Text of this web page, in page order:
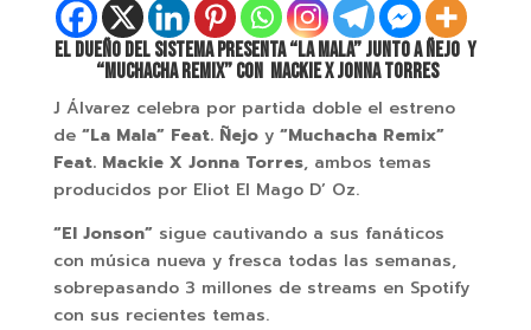
EL DUEÑO DEL SISTEMA PRESENTA “LA MALA” JUNTO A ÑEJO Y
“MUCHACHA REMIX” CON MACKIE x JONNA TORRES
J Álvarez celebra por partida doble el estreno
de “La Mala” Feat. Ñejo y “Muchacha Remix”
Feat. Mackie X Jonna Torres, ambos temas
producidos por Eliot El Mago D’ Oz.
“El Jonson” sigue cautivando a sus fanáticos
con música nueva y fresca todas las semanas,
sobrepasando 3 millones de streams en Spotify
con sus recientes temas.